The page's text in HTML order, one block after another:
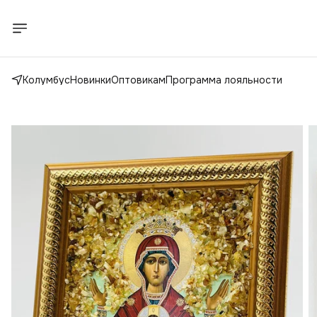
КолумбусНовинкиОптовикамПрограмма лояльности